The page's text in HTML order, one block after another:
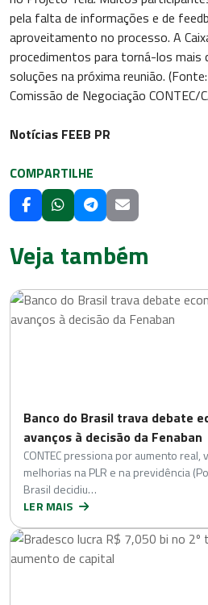
pela falta de informações e de
aproveitamento no processo. A
procedimentos para torná-los mais
soluções na próxima reunião.
Comissão de Negociação CONTEC/
Notícias FEEB PR
COMPARTILHE
Veja também
Banco do Brasil trava debate
avanços à decisão da Fenaban
CONTEC pressiona por aumento real,
melhorias na PLR e na previdência
Brasil decidiu…
LER MAIS